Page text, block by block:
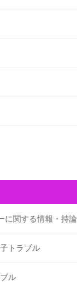
に関する情報・持論
トラブル
ル